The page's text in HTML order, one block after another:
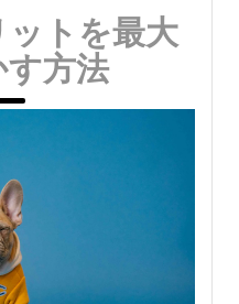
トを最大
方法